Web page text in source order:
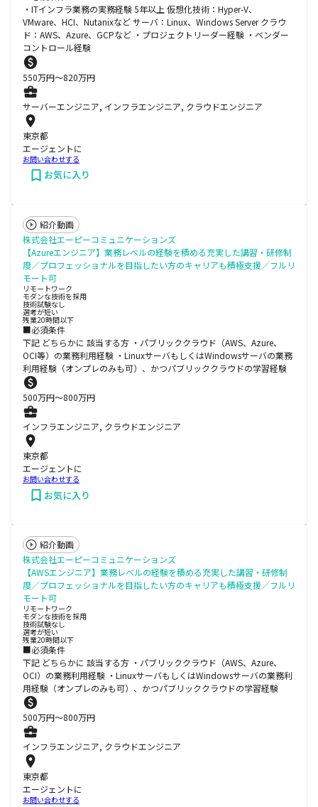
・ITインフラ業務の実務経験 5年以上 仮想化技術：Hyper-V、
VMware、HCI、Nutanixなど サーバ：Linux、Windows Server クラウ
ド：AWS、Azure、GCPなど ・プロジェクトリーダー経験 ・ベンダー
コントロール経験
550万円〜820万円
サーバーエンジニア, インフラエンジニア, クラウドエンジニア
東京都
エージェントに
お問い合わせする
お気に入り
紹介動画
株式会社エーピーコミュニケーションズ
【Azureエンジニア】業務レベルの経験を積める充実した講習・研修制
度／プロフェッショナルを目指したい方のキャリアも積極支援／フルリ
モート可
リモートワーク
モダンな技術を採用
技術試験なし
選考が短い
残業20時間以下
■必須条件
下記 どちらかに 該当する方 ・パブリッククラウド（AWS、Azure、
OCI等）の業務利用経験 ・LinuxサーバもしくはWindowsサーバの業務
利用経験（オンプレのみも可）、かつパブリッククラウドの学習経験
500万円〜800万円
インフラエンジニア, クラウドエンジニア
東京都
エージェントに
お問い合わせする
お気に入り
紹介動画
株式会社エーピーコミュニケーションズ
【AWSエンジニア】業務レベルの経験を積める充実した講習・研修制
度／プロフェッショナルを目指したい方のキャリアも積極支援／フルリ
モート可
リモートワーク
モダンな技術を採用
技術試験なし
選考が短い
残業20時間以下
■必須条件
下記 どちらかに 該当する方 ・パブリッククラウド（AWS、Azure、
OCI）の業務利用経験 ・LinuxサーバもしくはWindowsサーバの業務利
用経験（オンプレのみも可）、かつパブリッククラウドの学習経験
500万円〜800万円
インフラエンジニア, クラウドエンジニア
東京都
エージェントに
お問い合わせする